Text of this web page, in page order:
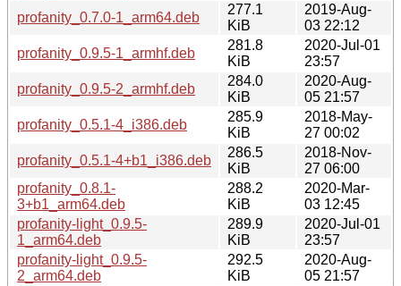
profanity_0.7.0-1_arm64.deb
277.1
KiB
2019-Aug-
03 22:12
profanity_0.9.5-1_armhf.deb
281.8
KiB
2020-Jul-01
23:57
profanity_0.9.5-2_armhf.deb
284.0
KiB
2020-Aug-
05 21:57
profanity_0.5.1-4_i386.deb
285.9
KiB
2018-May-
27 00:02
profanity_0.5.1-4+b1_i386.deb
286.5
KiB
2018-Nov-
27 06:00
profanity_0.8.1-
3+b1_arm64.deb
288.2
KiB
2020-Mar-
03 12:45
profanity-light_0.9.5-
1_arm64.deb
289.9
KiB
2020-Jul-01
23:57
profanity-light_0.9.5-
2_arm64.deb
292.5
KiB
2020-Aug-
05 21:57